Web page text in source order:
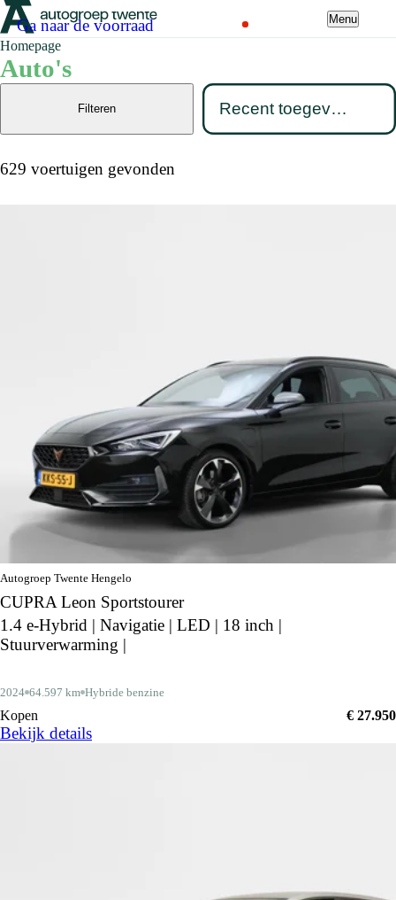
Menu
Homepage
Auto's
Ga naar de voorraad
629 voertuigen gevonden
Filteren
Autogroep Twente Hengelo
CUPRA Leon Sportstourer
1.4 e-Hybrid | Navigatie | LED | 18 inch |
Stuurverwarming |
2024 64.597 km Hybride benzine
Kopen € 27.950
Bekijk details